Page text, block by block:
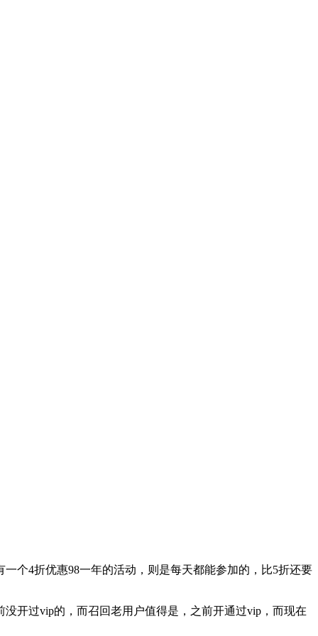
个4折优惠98一年的活动，则是每天都能参加的，比5折还要
开过vip的，而召回老用户值得是，之前开通过vip，而现在